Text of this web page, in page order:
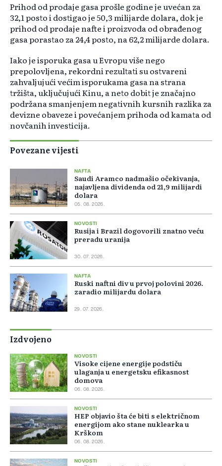
Prihod od prodaje gasa prošle godine je uvećan za
32,1 posto i dostigao je 50,3 milijarde dolara, dok je
prihod od prodaje nafte i proizvoda od obrađenog
gasa porastao za 24,4 posto, na 62,2 milijarde dolara.
Iako je isporuka gasa u Evropu više nego
prepolovljena, rekordni rezultati su ostvareni
zahvaljujući većim isporukama gasa na strana
tržišta, uključujući Kinu, a neto dobit je značajno
podržana smanjenjem negativnih kursnih razlika za
devizne obaveze i povećanjem prihoda od kamata od
novčanih investicija.
Povezane vijesti
NAFTA
Saudi Aramco nadmašio očekivanja,
najavljena dividenda od 21,9 milijardi
dolara
05. 08. 2026.
NOVOSTI
Rusija i Brazil dogovorili znatno veću
preradu uranija
30. 07. 2026.
NAFTA
Ruski naftni div u prvoj polovini 2026.
zaradio milijardu dolara
29. 07. 2026.
Izdvojeno
NOVOSTI
Visoke cijene energije podstiču
ulaganja u energetsku efikasnost
domova
06. 08. 2026.
NOVOSTI
HEP objavio šta će biti s električnom
energijom ako stane nuklearka u
Krškom
06. 08. 2026.
NOVOSTI